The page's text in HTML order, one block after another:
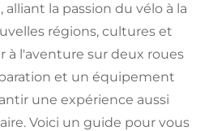
la passion du vélo à la
régions, cultures et
à l'aventure sur deux roues
et un équipement
une expérience aussi
Voici un guide pour vous